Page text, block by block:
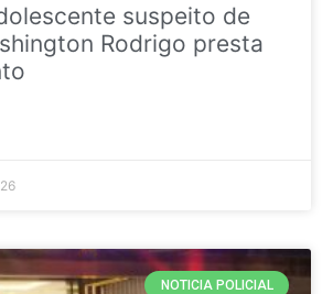
suspeito de
Rodrigo presta
NOTICIA POLICIAL